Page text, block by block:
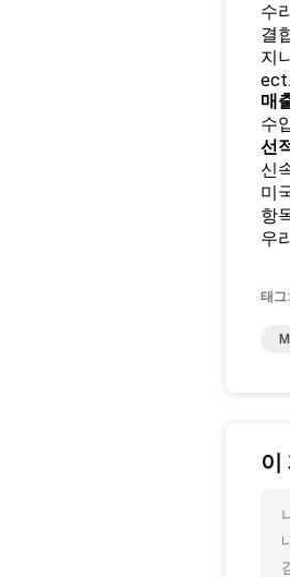
수
결
지
매
수
선
신
미
항
우
태그:
이